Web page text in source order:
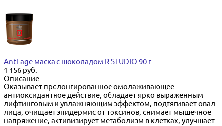
Anti-age маска с шоколадом R-STUDIO 90 г
1 156 руб.
Описание
Оказывает пролонгированное омолаживающее
антиоксидантное действие, обладает ярко выраженным
лифтинговым и увлажняющим эффектом, подтягивает овал
лица, очищает эпидермис от токсинов, снимает мышечное
напряжение, активизирует метаболизм в клетках, улучшает